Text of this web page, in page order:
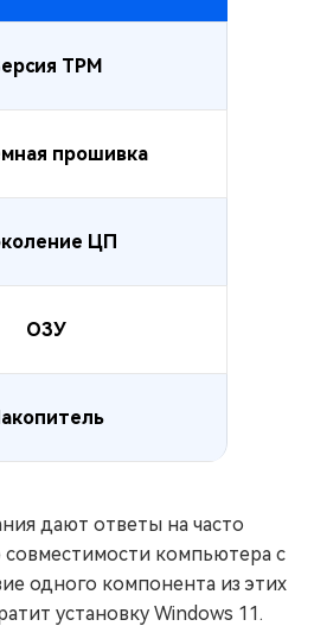
TPM
прошивка
ЦП
ОЗУ
дают ответы на часто
компьютера с
одного компонента из этих
установку Windows 11.